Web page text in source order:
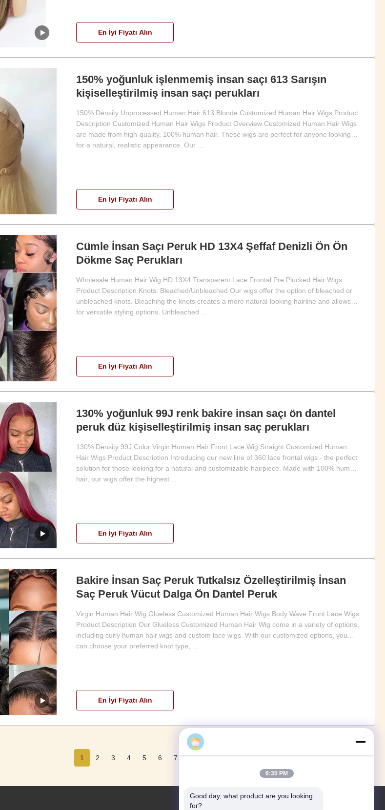
En İyi Fiyatı Alın
150% yoğunluk işlenmemiş insan saçı 613 Sarışın
kişiselleştirilmiş insan saçı perukları
150% Density Unprocessed Human Hair 613 Blonde Customized Human Hair Wigs Product
Description Customized Human Hair Wigs Product Overview Customized Human Hair Wigs
are made from high-quality, 100% human hair. These wigs are perfect for anyone looking
for a natural, realistic appearance. Our ...
En İyi Fiyatı Alın
Cümle İnsan Saçı Peruk HD 13X4 Şeffaf Denizli Ön Ön
Dökme Saç Perukları
Wholesale Human Hair Wig HD 13X4 Transparent Lace Frontal Pre Plucked Hair Wigs
Product Description Knots: Bleached/Unbleached Our wigs offer the option of bleached or
unbleached knots. Bleaching the knots creates a more natural-looking hairline and allows
for versatile styling options. Unbleached ...
En İyi Fiyatı Alın
130% yoğunluk 99J renk bakire insan saçı ön dantel
peruk düz kişiselleştirilmiş insan saç perukları
130% Density 99J Color Virgin Human Hair Front Lace Wig Straight Customized Human
Hair Wigs Product Description Introducing our new line of 360 lace frontal wigs - the perfect
solution for those looking for a natural and customizable hairpiece. Made with 100% human
hair, our wigs offer the highest ...
En İyi Fiyatı Alın
Bakire İnsan Saç Peruk Tutkalsız Özelleştirilmiş İnsan
Saç Peruk Vücut Dalga Ön Dantel Peruk
Virgin Human Hair Wig Glueless Customized Human Hair Wigs Body Wave Front Lace Wigs
Product Description Our Glueless Customized Human Hair Wig come in a variety of options,
including curly human hair wigs and custom lace wigs. With our customized options, you
can choose your preferred knot type, ...
En İyi Fiyatı Alın
1 2 3 4 5 6 7 8 Sonraki
6:35 PM
Good day, what product are you looking
for?